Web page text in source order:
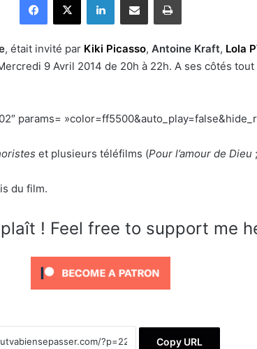
, était invité par Kiki Picasso, Antoine Kraft, Lola
9 Avril 2014 de 20h à 22h. A ses côtés
params=
et plusieurs téléfilms (Pour l’amour de Dieu
du film.
! Feel free to support me
Copy URL